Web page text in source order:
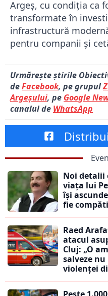
Argeș, cu condiția ca
transformate în
infrastructură
pentru companii și
Urmărește știrile
deFacebook, pe grupul
Argeșului, pe Google
canalul de WhatsApp
Noi detalii
viața lui
își
fie
Raed
atacul
Cluj: „O
salveze
violenței